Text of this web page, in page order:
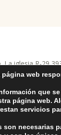
iglesia R-29
de Datos
web
que
página web.
servicios
necesarias